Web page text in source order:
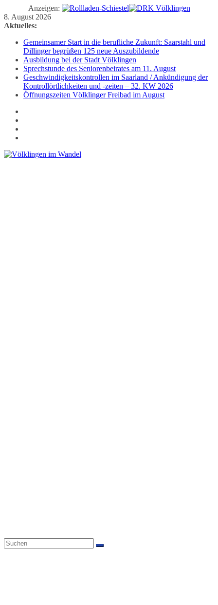
Anzeigen:
Zum
Inhalt
8. August 2026
Aktuelles:
Gemeinsamer Start in die berufliche Zukunft: Saarstahl und
Dillinger begrüßen 125 neue Auszubildende
Ausbildung bei der Stadt Völklingen
Sprechstunde des Seniorenbeirates am 11. August
Geschwindigkeitskontrollen im Saarland / Ankündigung der
Kontrollörtlichkeiten und -zeiten – 32. KW 2026
Öffnungszeiten Völklinger Freibad im August